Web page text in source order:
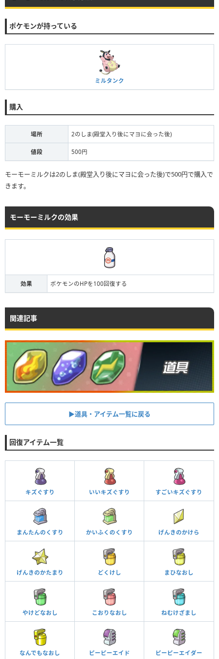
ポケモンが持っている
ミルタンク
購入
場所 2のしま(殿堂入り後にマヨに会った後)
値段 500円
モーモーミルクは2のしま(殿堂入り後にマヨに会った後)で500円で購入で
きます。
モーモーミルクの効果
効果 ポケモンのHPを100回復する
関連記事
▶︎道具・アイテム一覧に戻る
回復アイテム一覧
キズぐすり いいキズぐすり すごいキズぐすり
まんたんのくすり かいふくのくすり げんきのかけら
げんきのかたまり どくけし まひなおし
やけどなおし こおりなおし ねむけざまし
なんでもなおし ピーピーエイド ピーピーエイダー